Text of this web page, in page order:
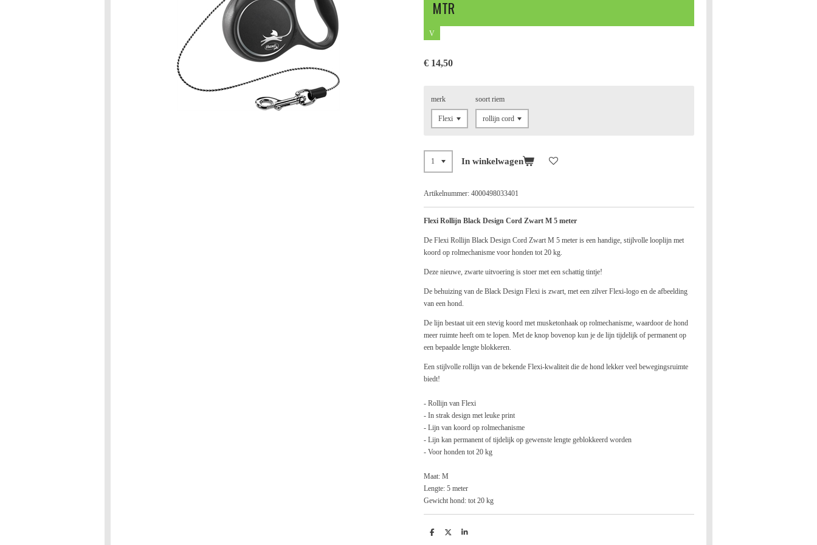
MTR
V
€ 14,50
merk soort riem
In winkelwagen
Artikelnummer: 4000498033401
Flexi Rollijn Black Design Cord Zwart M 5 meter
De Flexi Rollijn Black Design Cord Zwart M 5 meter is een handige, stijlvolle looplijn met
koord op rolmechanisme voor honden tot 20 kg.
Deze nieuwe, zwarte uitvoering is stoer met een schattig tintje!
De behuizing van de Black Design Flexi is zwart, met een zilver Flexi-logo en de afbeelding
van een hond.
De lijn bestaat uit een stevig koord met musketonhaak op rolmechanisme, waardoor de hond
meer ruimte heeft om te lopen. Met de knop bovenop kun je de lijn tijdelijk of permanent op
een bepaalde lengte blokkeren.
Een stijlvolle rollijn van de bekende Flexi-kwaliteit die de hond lekker veel bewegingsruimte
biedt!
- Rollijn van Flexi
- In strak design met leuke print
- Lijn van koord op rolmechanisme
- Lijn kan permanent of tijdelijk op gewenste lengte geblokkeerd worden
- Voor honden tot 20 kg
Maat: M
Lengte: 5 meter
Gewicht hond: tot 20 kg
D
D
S